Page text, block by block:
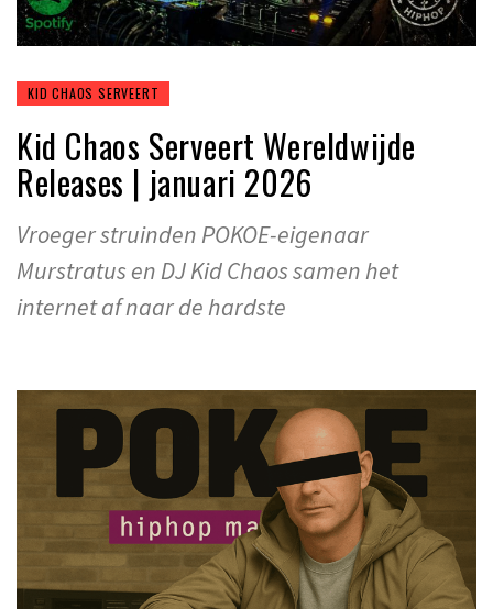
KID CHAOS SERVEERT
Kid Chaos Serveert Wereldwijde
Releases | januari 2026
Vroeger struinden POKOE-eigenaar
Murstratus en DJ Kid Chaos samen het
internet af naar de hardste